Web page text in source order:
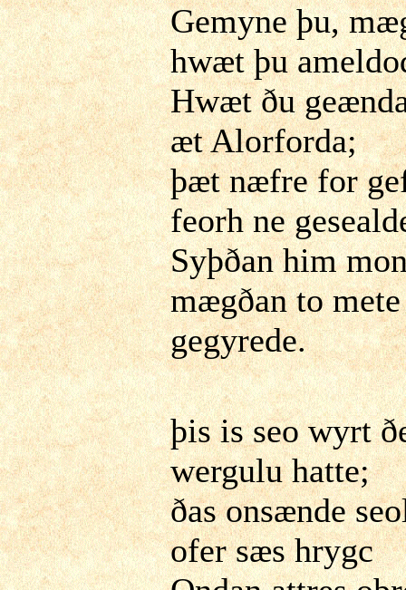
Gemyne þu,
hwæt þu
Hwæt ðu
æt Alorforda;
þæt næfre for
feorh ne
Syþðan him
mægðan to mete
gegyrede.
þis is seo wyrt
wergulu hatte;
ðas onsænde
ofer sæs hrygc